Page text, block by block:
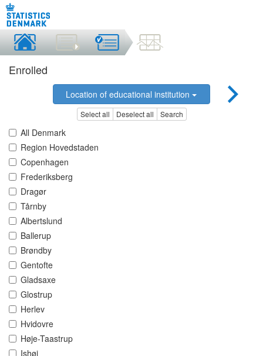
Enrolled
Location of educational institution
Select all Deselect all Search
All Denmark
Region Hovedstaden
Copenhagen
Frederiksberg
Dragør
Tårnby
Albertslund
Ballerup
Brøndby
Gentofte
Gladsaxe
Glostrup
Herlev
Hvidovre
Høje-Taastrup
Ishøj